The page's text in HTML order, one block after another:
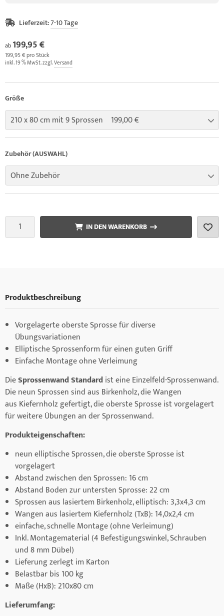
Lieferzeit:7-10 Tage
ab 199,95 €
199,95 € pro Stück
inkl. 19 % MwSt. zzgl.Versand
Größe
210 x 80 cm mit 9 Sprossen 199,00 €
Zubehör (AUSWAHL)
Ohne Zubehör
IN DEN WARENKORB
Produktbeschreibung
Vorgelagerte oberste Sprosse für diverse
Übungsvariationen
Elliptische Sprossenform für einen guten Griff
Einfache Montage ohne Verleimung
DieSprossenwand Standardist eine Einzelfeld-Sprossenwand.
Die neun Sprossen sind aus Birkenholz, die Wangen
aus Kiefernholz gefertigt, die oberste Sprosse ist vorgelagert
für weitere Übungen an der Sprossenwand.
Produkteigenschaften:
neun elliptische Sprossen, die oberste Sprosse ist
vorgelagert
Abstand zwischen den Sprossen: 16 cm
Abstand Boden zur untersten Sprosse: 22 cm
Sprossen aus lasiertem Birkenholz, elliptisch: 3,3x4,3 cm
Wangen aus lasiertem Kiefernholz (TxB): 14,0x2,4 cm
einfache, schnelle Montage (ohne Verleimung)
Inkl. Montagematerial (4 Befestigungswinkel, Schrauben
und 8 mm Dübel)
Lieferung zerlegt im Karton
Belastbar bis 100 kg
Maße (HxB): 210x80 cm
Lieferumfang: